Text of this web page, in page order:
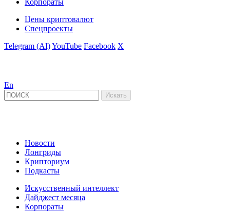
Корпораты
Цены криптовалют
Спецпроекты
Telegram (AI)YouTube Facebook X
En
Новости
Лонгриды
Крипториум
Подкасты
Искусственный интеллект
Дайджест месяца
Корпораты